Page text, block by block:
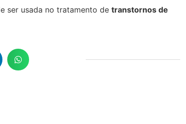
ser usada no tratamento de transtornos de